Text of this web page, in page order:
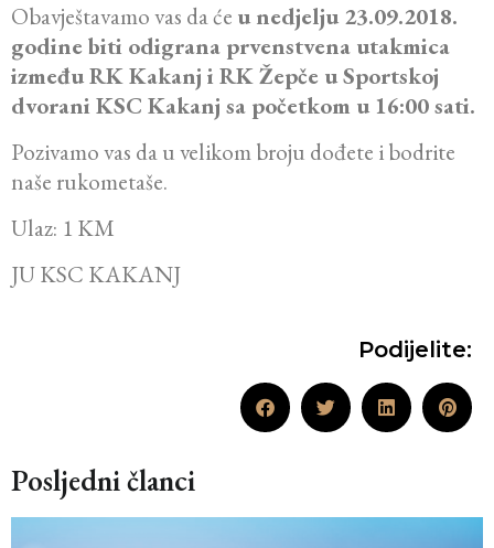
Obavještavamo vas da će u nedjelju 23.09.2018.
godine biti odigrana prvenstvena utakmica
između RK Kakanj i RK Žepče u Sportskoj
dvorani KSC Kakanj sa početkom u 16:00 sati.
Pozivamo vas da u velikom broju dođete i bodrite
naše rukometaše.
Ulaz: 1 KM
JU KSC KAKANJ
Podijelite:
Posljedni članci